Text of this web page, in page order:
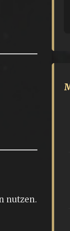
nutzen.